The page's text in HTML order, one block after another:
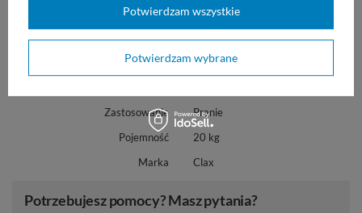
Marka Diversey
Zastosowanie
Pranie
Pojemność
20 kg
Marka
Clax
Potrzebujesz pomocy? Masz pytania?
Potwierdzam wybrane
Potwierdzam wszystkie